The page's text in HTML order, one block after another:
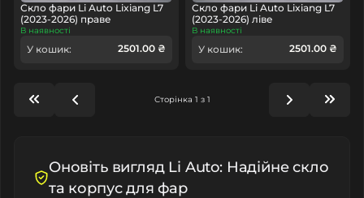
Скло фари Li Auto Lixiang L7
(2023-2026) праве
В наявності
У кошик: 2501.00 ₴
Скло фари Li Auto Lixiang L7
(2023-2026) ліве
В наявності
У кошик: 2501.00 ₴
Сторінка 1 з 1
Оновіть вигляд Li Auto: Надійне скло
та корпус для фар